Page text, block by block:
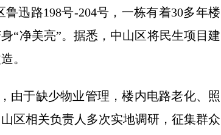
迅路198号-204号，一栋有着30多年楼
“净美亮”。据悉，中山区将民生项目建
。
由于缺少物业管理，楼内电路老化、照
区相关负责人多次实地调研，征集群众